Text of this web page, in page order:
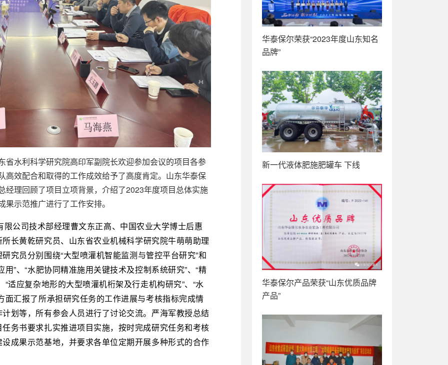
省水利科学研究院高印军副院长欢迎参加会议的项目各参
高效配合和取得的工作成效给予了高度肯定。山东华泰保
经理回顾了项目立项背景，介绍了2023年度项目总体实施
果示范推广进行了工作安排。
司技术部经理曹文东正高、中国农业大学博士后惠
长黄乾研究员、山东省农业机械科学研究院牛萌萌助理
究员分别围绕“大型喷灌机智能监测与管控平台研究”和
”、“水肥协同精准施用关键技术及控制系统研究”、“精
适应复杂地形的大型喷灌机桁架及行走机构研究”、“水
面汇报了所承担研究任务的工作进展与考核指标完成情
划等，所有参会人员进行了讨论交流。严海军教授总结
务书要求扎实推进项目实施，按时完成研究任务和考核
成果示范基地，并要求各单位定期开展多种形式的合作
华泰保尔荣获“2023年度山东知名
品牌”
新一代液体肥施肥罐车 下线
华泰保尔产品荣获“山东优质品牌
产品”